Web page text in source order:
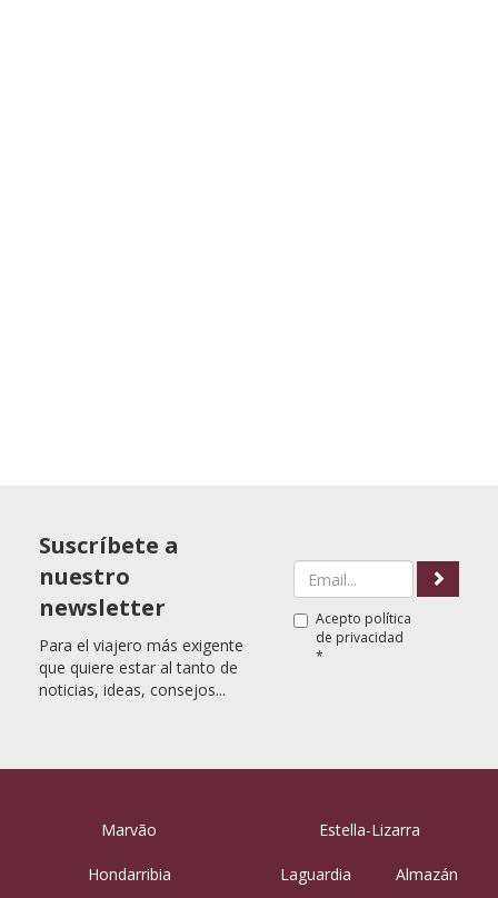
Suscríbete a
nuestro
newsletter
Para el viajero más exigente
que quiere estar al tanto de
noticias, ideas, consejos...
Acepto política
de privacidad
*
Marvão
Hondarribia
Estella-Lizarra
Laguardia Almazán